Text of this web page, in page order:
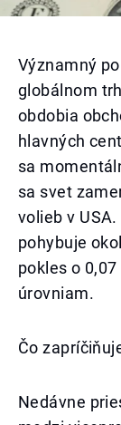
Významný
globálnom
obdobia
hlavných
sa
sa svet
volieb v
pohybuje
pokles o
úrovniam.
Čo
Nedávne